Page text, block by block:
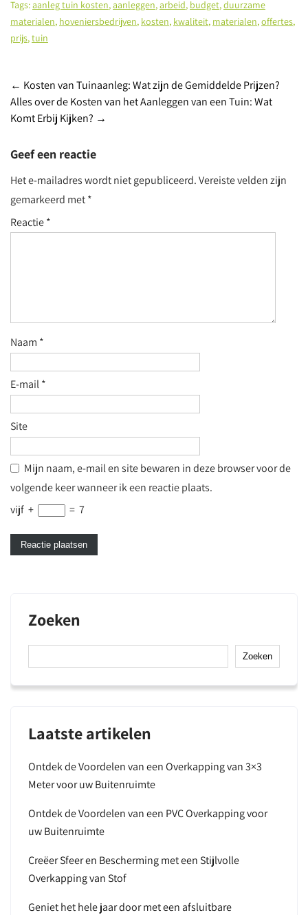
Tags:aanleg tuin kosten,aanleggen,arbeid, budget,duurzame
materialen, hoveniersbedrijven, kosten, kwaliteit, materialen,offertes,
prijs,tuin
Post
navigation
← Kosten van Tuinaanleg: Wat zijn de Gemiddelde Prijzen?
Alles over de Kosten van het Aanleggen van een Tuin: Wat
Komt Erbij Kijken? →
Geef een reactie
Het e-mailadres wordt niet gepubliceerd.Vereiste velden zijn
gemarkeerd met*
Reactie*
Naam *
E-mail*
Site
Mijn naam, e-mail en site bewaren in deze browser voor de
volgende keer wanneer ik een reactie plaats.
vijf + = 7
Zoeken
Zoeken
Laatste artikelen
Ontdek de Voordelen van een Overkapping van 3×3
Meter voor uw Buitenruimte
Ontdek de Voordelen van een PVC Overkapping voor
uw Buitenruimte
Creëer Sfeer en Bescherming met een Stijlvolle
Overkapping van Stof
Geniet het hele jaar door met een afsluitbare